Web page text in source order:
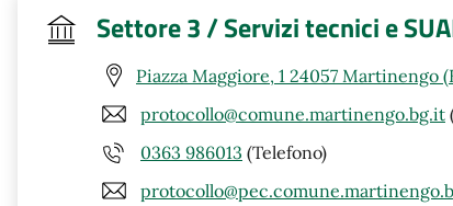
Settore 3 / Servizi tecnici e
Piazza Maggiore, 1 24057 Martinengo
protocollo@comune.martinengo.bg.it
0363 986013 (Telefono)